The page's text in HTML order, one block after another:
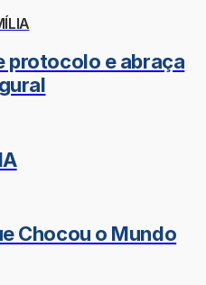
protocolo e abraça
Chocou o Mundo